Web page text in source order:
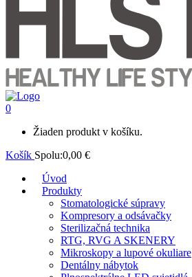
0
Žiaden produkt v košíku.
Košík Spolu:0,00 €
Úvod
Produkty
Stomatologické súpravy
Kompresory a odsávačky
Sterilizačná technika
RTG, RVG A SKENERY
Mikroskopy a lupové okuliare
Dentálny nábytok